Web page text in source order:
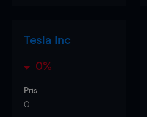
Tesla Inc
0%
Pris
0